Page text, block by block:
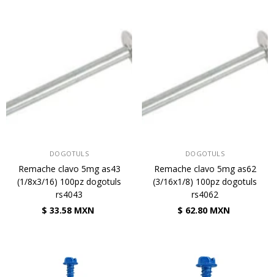
DOGOTULS
Remache clavo 5mg as43
(1/8x3/16) 100pz dogotuls
rs4043
$ 33.58 MXN
DOGOTULS
Remache clavo 5mg as62
(3/16x1/8) 100pz dogotuls
rs4062
$ 62.80 MXN